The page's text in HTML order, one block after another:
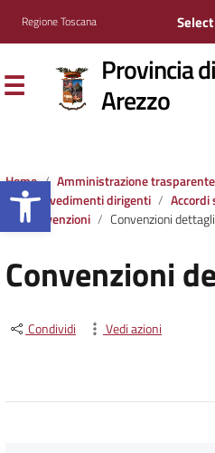
Apri la barra
Regione Toscana
Provincia di
Arezzo
Home Amministrazione trasparente
Provvedimenti dirigenti
Accordi stipulati
Convenzioni
Convenzioni
Convenzioni
Condividi Vedi azioni